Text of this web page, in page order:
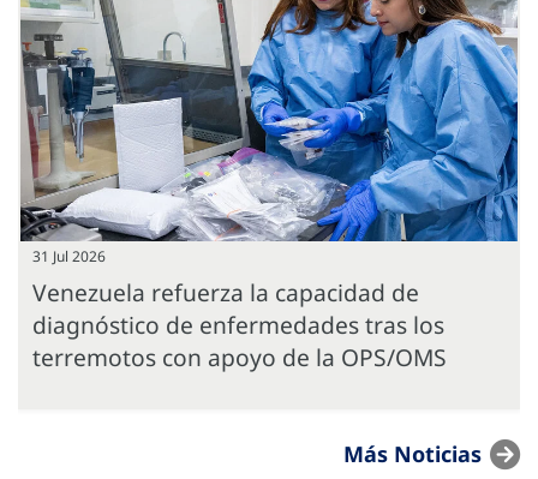
31 Jul 2026
Venezuela refuerza la capacidad de
diagnóstico de enfermedades tras los
terremotos con apoyo de la OPS/OMS
Más Noticias